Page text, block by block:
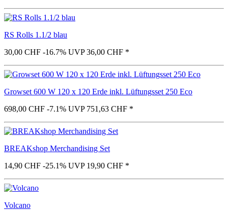
RS Rolls 1.1/2 blau
30,00 CHF -16.7% UVP 36,00 CHF *
Growset 600 W 120 x 120 Erde inkl. Lüftungsset 250 Eco
698,00 CHF -7.1% UVP 751,63 CHF *
BREAKshop Merchandising Set
14,90 CHF -25.1% UVP 19,90 CHF *
Volcano